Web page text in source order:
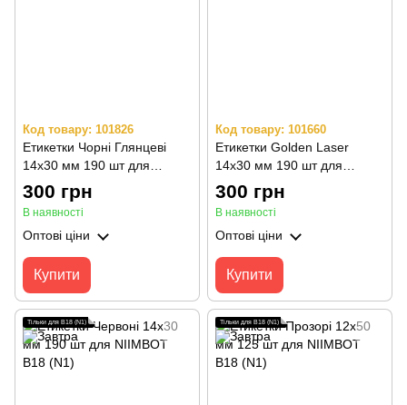
Код товару: 101826
Етикетки Чорні Глянцеві
14х30 мм 190 шт для
NIIMBOT B18 (N1)
300 грн
В наявності
Оптові ціни
Купити
Код товару: 101660
Етикетки Golden Laser
14х30 мм 190 шт для
NIIMBOT B18 (N1)
300 грн
В наявності
Оптові ціни
Купити
Тільки для B18 (N1) Тільки для B18 (N1)